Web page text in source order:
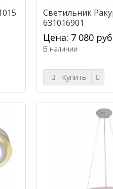
Светильник
631016901
Цена: 7 080
В наличии
Купить